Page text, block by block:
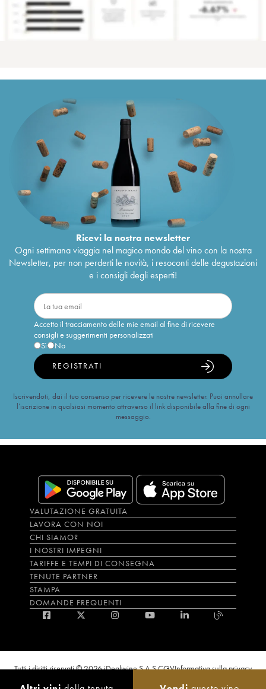
Ricevi la nostra newsletter
Ogni settimana viaggia nel magico mondo del vino con la nostra
Newsletter, per non perderti le novità, i resoconti delle degustazioni
e i consigli degli esperti!
Accetto il tracciamento delle mie email al fine di ricevere
consigli e suggerimenti personalizzati
Sì
No
REGISTRATI
Iscrivendoti, dai il tuo consenso per ricevere le nostre newsletter. Puoi annullare
l’iscrizione in qualsiasi momento attraverso il link disponibile alla fine di ogni
messaggio.
VALUTAZIONE GRATUITA
LAVORA CON NOI
CHI SIAMO?
I NOSTRI IMPEGNI
TARIFFE E TEMPI DI CONSEGNA
TENUTE PARTNER
STAMPA
DOMANDE FREQUENTI
Tutti i diritti riservati © 2026 iDealwine S.A.S.CGVInformativa sulla privacy